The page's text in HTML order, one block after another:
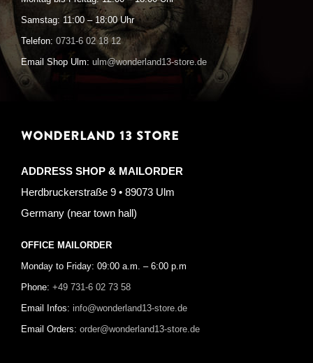
Samstag: 11:00 – 18:00 Uhr
Telefon: 0731-6 02 18 12
Email Shop Ulm: ulm@wonderland13-store.de
WONDERLAND 13 STORE
ADDRESS SHOP & MAILORDER
Herdbruckerstraße 9 • 89073 Ulm
Germany (near town hall)
OFFICE MAILORDER
Monday to Friday: 09:00 a.m. – 6:00 p.m
Phone: +49 731-6 02 73 58
Email Infos: info@wonderland13-store.de
Email Orders: order@wonderland13-store.de